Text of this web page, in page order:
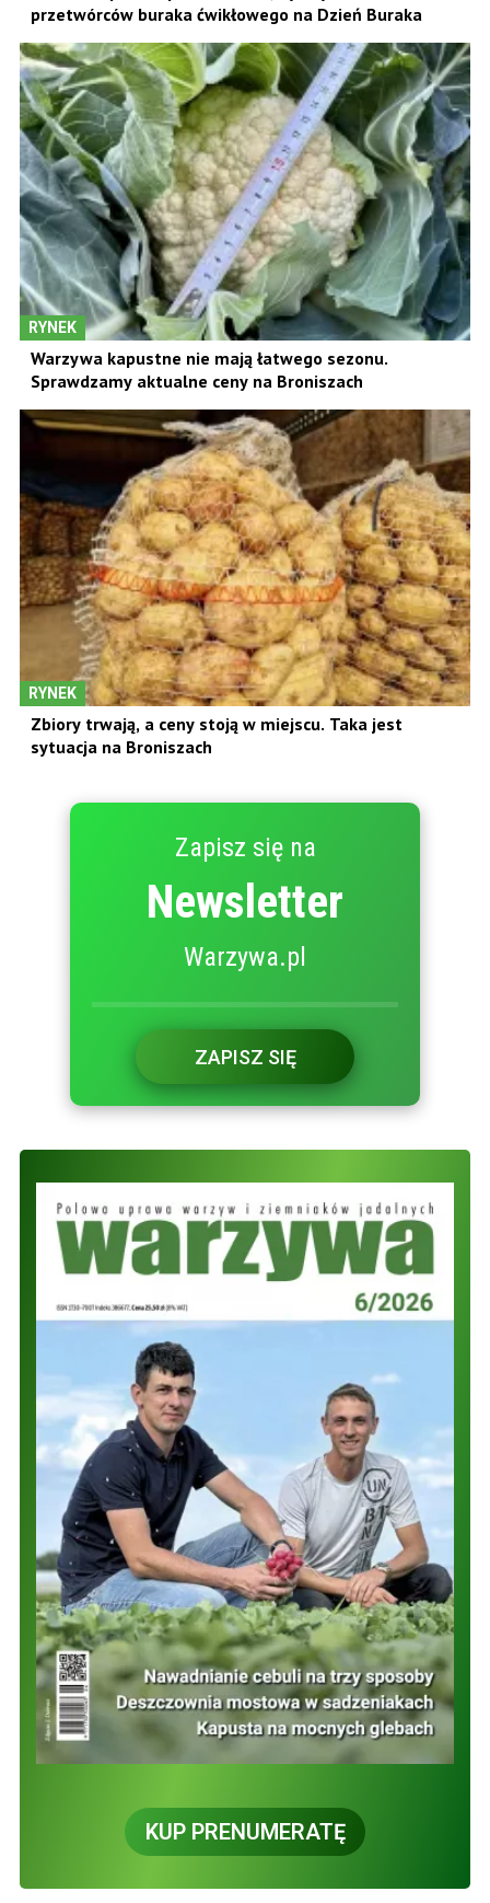
przetwórców buraka ćwikłowego na Dzień Buraka
RYNEK
Warzywa kapustne nie mają łatwego sezonu.
Sprawdzamy aktualne ceny na Broniszach
RYNEK
Zbiory trwają, a ceny stoją w miejscu. Taka jest
sytuacja na Broniszach
Zapisz się na
Newsletter
Warzywa.pl
ZAPISZ SIĘ
KUP PRENUMERATĘ